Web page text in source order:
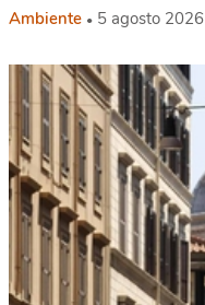
Ambiente 5 agosto 2026